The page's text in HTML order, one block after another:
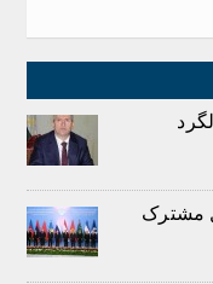
مین سالگرد
مشترک